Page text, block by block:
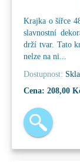
Krajka o šířce
slavnostní
drží tvar. Tato
nelze na ni...
Dostupnost:
Cena: 208,00